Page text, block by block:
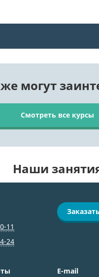
могут
Смотреть все курсы
Наши
11
24
E-mail